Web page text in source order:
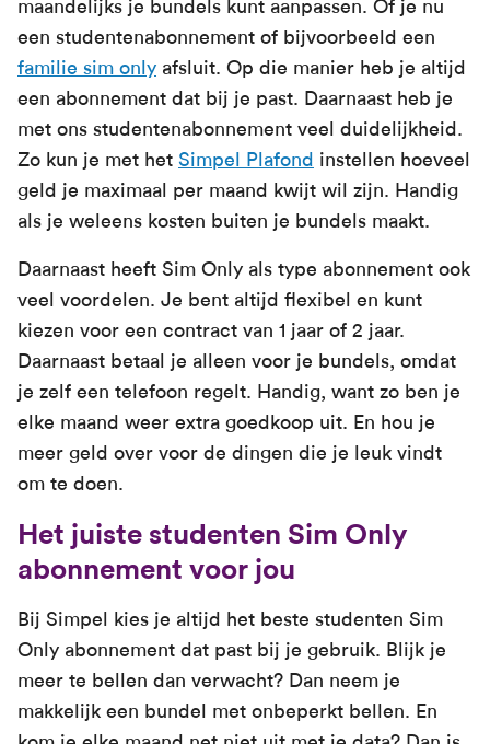
maandelijks je bundels kunt aanpassen. Of je nu
een studentenabonnement of bijvoorbeeld een
familie sim only afsluit. Op die manier heb je altijd
een abonnement dat bij je past. Daarnaast heb je
met ons studentenabonnement veel duidelijkheid.
Zo kun je met het Simpel Plafond instellen hoeveel
geld je maximaal per maand kwijt wil zijn. Handig
als je weleens kosten buiten je bundels maakt.
Daarnaast heeft Sim Only als type abonnement ook
veel voordelen. Je bent altijd flexibel en kunt
kiezen voor een contract van 1 jaar of 2 jaar.
Daarnaast betaal je alleen voor je bundels, omdat
je zelf een telefoon regelt. Handig, want zo ben je
elke maand weer extra goedkoop uit. En hou je
meer geld over voor de dingen die je leuk vindt
om te doen.
Het juiste studenten Sim Only
abonnement voor jou
Bij Simpel kies je altijd het beste studenten Sim
Only abonnement dat past bij je gebruik. Blijk je
meer te bellen dan verwacht? Dan neem je
makkelijk een bundel met onbeperkt bellen. En